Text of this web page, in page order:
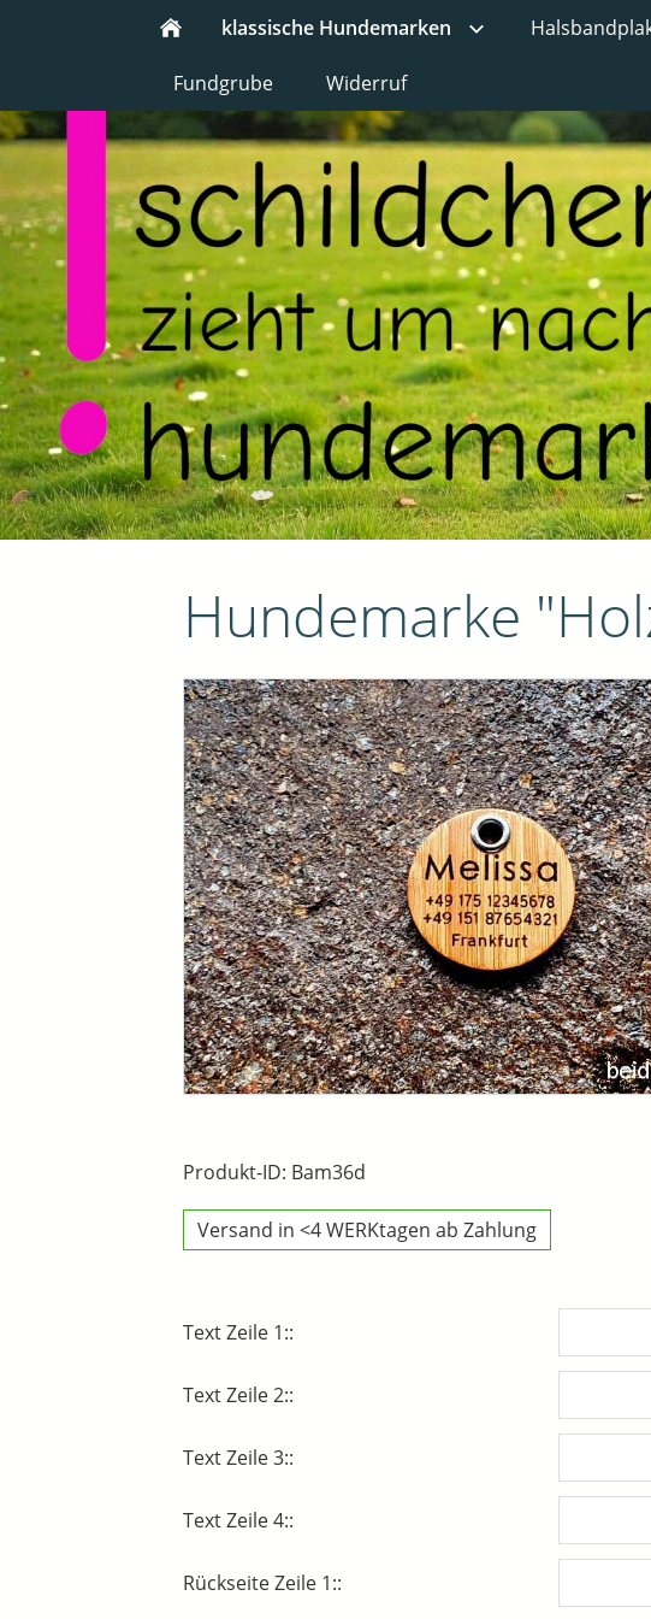
klassische Hundemarken
Fundgrube Widerruf
Hundemarke
Produkt-ID: Bam36d
Versand in <4 WERKtagen ab Zahlung
Text Zeile 1::
Text Zeile 2::
Text Zeile 3::
Text Zeile 4::
Rückseite Zeile 1::